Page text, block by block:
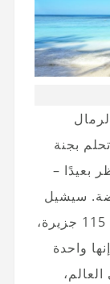
بجنة
بعيدًا –
سيشيل
هي أرخبيل فريد من نوعه يتكون من 115 جزيرة،
واحدة